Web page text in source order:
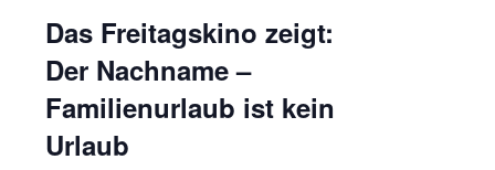
Das Freitagskino zeigt:
Der Nachname –
Familienurlaub ist kein
Urlaub